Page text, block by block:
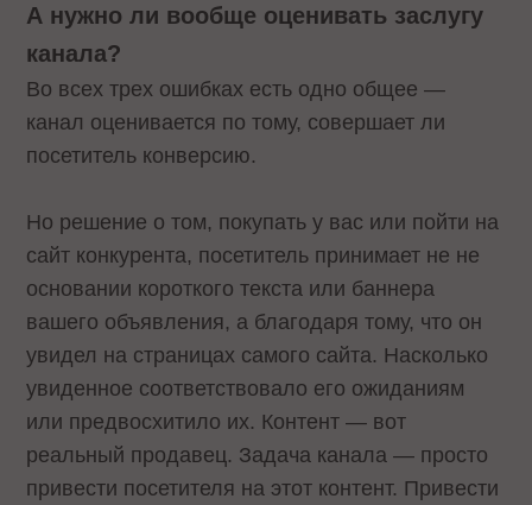
А нужно ли вообще оценивать заслугу
канала?
Во всех трех ошибках есть одно общее —
канал оценивается по тому, совершает ли
посетитель конверсию.
Но решение о том, покупать у вас или пойти на
сайт конкурента, посетитель принимает не не
основании короткого текста или баннера
вашего объявления, а благодаря тому, что он
увидел на страницах самого сайта. Насколько
увиденное соответствовало его ожиданиям
или предвосхитило их. Контент — вот
реальный продавец. Задача канала — просто
привести посетителя на этот контент. Привести